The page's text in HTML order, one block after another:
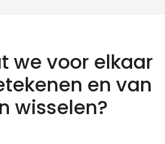
we voor elkaar
en van
wisselen?